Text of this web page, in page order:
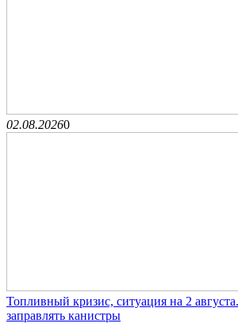
02.08.20260
Топливный кризис, ситуация на 2
заправлять канистры